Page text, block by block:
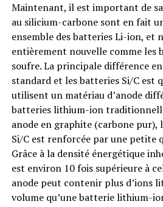
Maintenant, il est important de
au silicium-carbone sont en fait
ensemble des batteries Li-ion, et
entièrement nouvelle comme les
soufre. La principale différence
standard et les batteries Si/C est
utilisent un matériau d’anode
batteries lithium-ion
anode en graphite (carbone pur),
Si/C est renforcée par une petite
Grâce à la densité énergétique
est environ 10 fois supérieure à
anode peut contenir plus d’ions
volume qu’une batterie lithium-